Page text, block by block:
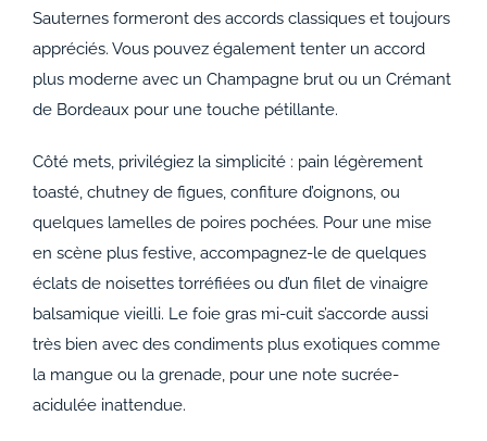
Sauternes formeront des accords classiques et toujours
appréciés. Vous pouvez également tenter un accord
plus moderne avec un Champagne brut ou un Crémant
de Bordeaux pour une touche pétillante.
Côté mets, privilégiez la simplicité : pain légèrement
toasté, chutney de figues, confiture d’oignons, ou
quelques lamelles de poires pochées. Pour une mise
en scène plus festive, accompagnez-le de quelques
éclats de noisettes torréfiées ou d’un filet de vinaigre
balsamique vieilli. Le foie gras mi-cuit s’accorde aussi
très bien avec des condiments plus exotiques comme
la mangue ou la grenade, pour une note sucrée-
acidulée inattendue.